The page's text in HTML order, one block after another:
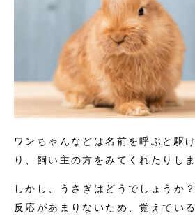
ワンちゃんなどは名前を呼ぶと駆
り、飼い主の方をみてくれたりし
しかし、うさぎはどうでしょうか？
反応があまりないため、覚えてい